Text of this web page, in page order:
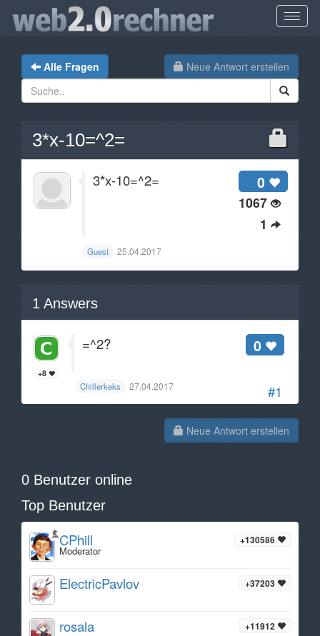
Neue Antwort erstellen
Alle Fragen
3*x-10=^2=
0
1067
1
3*x-10=^2=
Guest 25.04.2017
1 Answers
#1
+8
0
=^2?
Chillerkeks 27.04.2017
Neue Antwort erstellen
0 Benutzer online
Top Benutzer
+130586
CPhill
Moderator
+37203
ElectricPavlov
+11912
rosala